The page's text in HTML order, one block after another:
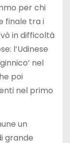
per chi
finale tra i
in difficoltà
l’Udinese
nel
poi
nel primo
un
grande